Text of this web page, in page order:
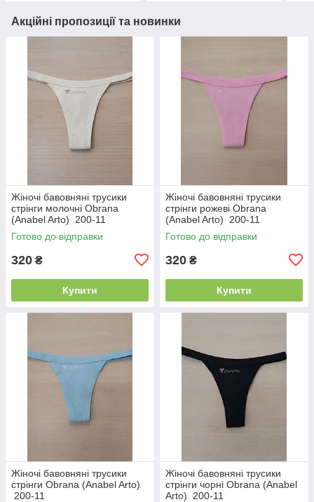
Акційні пропозиції та новинки
Жіночі бавовняні трусики
стрінги молочні Obrana
(Anabel Arto) 200-11
Готово до відправки
320 ₴
Купити
Жіночі бавовняні трусики
стрінги рожеві Obrana
(Anabel Arto) 200-11
Готово до відправки
320 ₴
Купити
Жіночі бавовняні трусики
стрінги Obrana (Anabel Arto)
200-11
Жіночі бавовняні трусики
стрінги чорні Obrana (Anabel
Arto) 200-11